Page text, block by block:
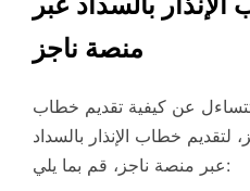
منصة ناجز
عن كيفية تقديم خطاب
لتقديم خطاب الإنذار بالسداد
عبر منصة ناجز، قم بما يلي: